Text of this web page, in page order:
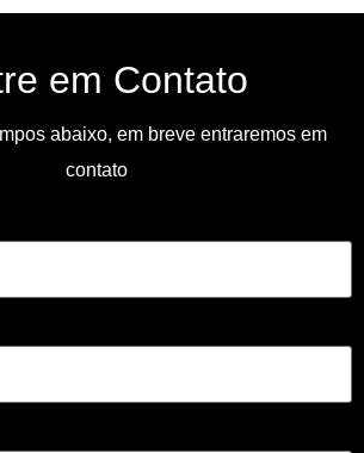
em Contato
abaixo, em breve entraremos em
contato